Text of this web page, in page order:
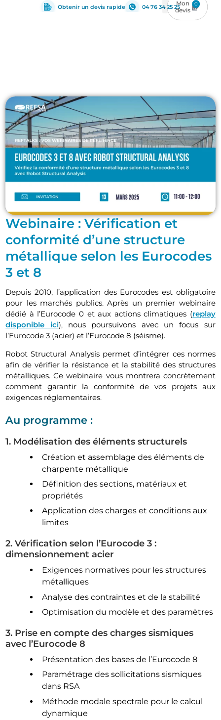
Obtenir un devis rapide 04 76 34 25 25 0
Structure
Webinaire : Vérification et
conformité d’une structure
métallique selon les Eurocodes
3 et 8
Depuis 2010, l’application des Eurocodes est obligatoire
pour les marchés publics. Après un premier webinaire
dédié à l’Eurocode 0 et aux actions climatiques (replay
disponible ici), nous poursuivons avec un focus sur
l’Eurocode 3 (acier) et l’Eurocode 8 (séisme).
Robot Structural Analysis permet d’intégrer ces normes
afin de vérifier la résistance et la stabilité des structures
métalliques. Ce webinaire vous montrera concrètement
comment garantir la conformité de vos projets aux
exigences réglementaires.
Au programme :
1. Modélisation des éléments structurels
Création et assemblage des éléments de
charpente métallique
Définition des sections, matériaux et
propriétés
Application des charges et conditions aux
limites
2. Vérification selon l’Eurocode 3 :
dimensionnement acier
Exigences normatives pour les structures
métalliques
Analyse des contraintes et de la stabilité
Optimisation du modèle et des paramètres
3. Prise en compte des charges sismiques
avec l’Eurocode 8
Présentation des bases de l’Eurocode 8
Paramétrage des sollicitations sismiques
dans RSA
Méthode modale spectrale pour le calcul
dynamique